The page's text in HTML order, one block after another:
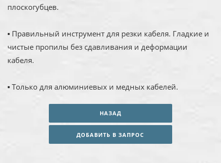
плоскогубцев.
▪ Правильный инструмент для резки кабеля. Гладкие и
чистые пропилы без сдавливания и деформации
кабеля.
▪ Только для алюминиевых и медных кабелей.
НАЗАД
ДОБАВИТЬ В ЗАПРОС